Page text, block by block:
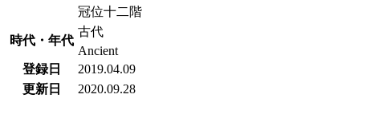
冠位十二階
時代・年代
古代
Ancient
登録日
2019.04.09
更新日
2020.09.28